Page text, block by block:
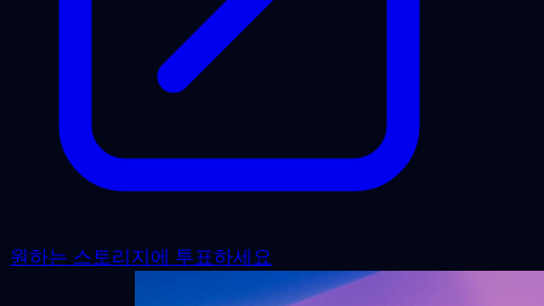
원하는 스토리지에 투표하세요